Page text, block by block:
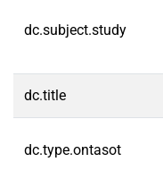
dc.subject.study
dc.title
dc.type.ontasot